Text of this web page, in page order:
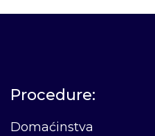
Procedure:
Domaćinstva